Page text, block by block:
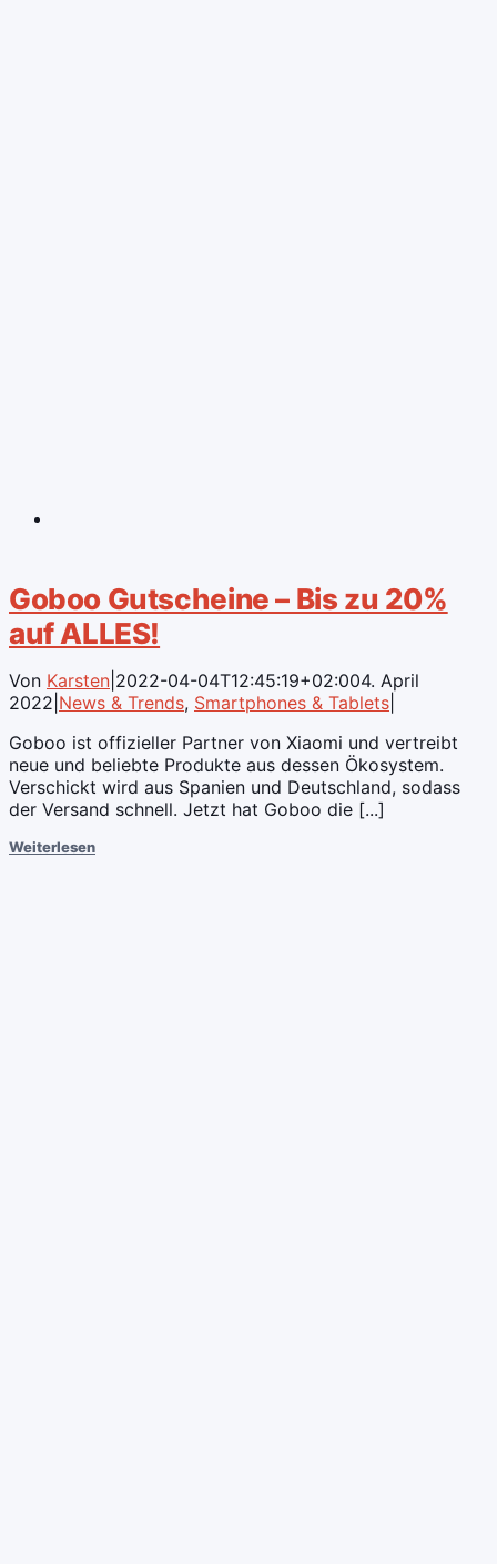
Goboo Gutscheine – Bis zu 20%
auf ALLES!
Von Karsten 2022-04-04T12:45:19+02:004. April
2022 News & Trends, Smartphones & Tablets
Goboo ist offizieller Partner von Xiaomi und vertreibt
neue und beliebte Produkte aus dessen Ökosystem.
Verschickt wird aus Spanien und Deutschland, sodass
der Versand schnell. Jetzt hat Goboo die [...]
Weiterlesen